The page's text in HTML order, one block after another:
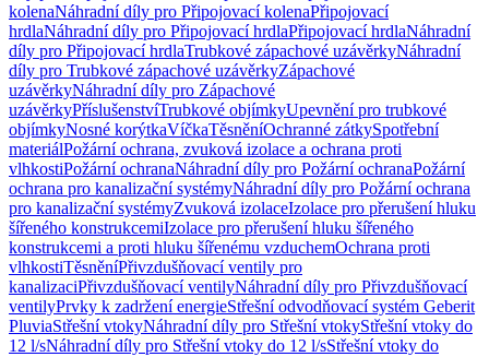
kolenaNáhradní díly pro Připojovací kolenaPřipojovací
hrdlaNáhradní díly pro Připojovací hrdlaPřipojovací hrdlaNáhradní
díly pro Připojovací hrdlaTrubkové zápachové uzávěrkyNáhradní
díly pro Trubkové zápachové uzávěrkyZápachové
uzávěrkyNáhradní díly pro Zápachové
uzávěrkyPříslušenstvíTrubkové objímkyUpevnění pro trubkové
objímkyNosné korýtkaVíčkaTěsněníOchranné zátkySpotřební
materiálPožární ochrana, zvuková izolace a ochrana proti
vlhkostiPožární ochranaNáhradní díly pro Požární ochranaPožární
ochrana pro kanalizační systémyNáhradní díly pro Požární ochrana
pro kanalizační systémyZvuková izolaceIzolace pro přerušení hluku
šířeného konstrukcemiIzolace pro přerušení hluku šířeného
konstrukcemi a proti hluku šířenému vzduchemOchrana proti
vlhkostiTěsněníPřivzdušňovací ventily pro
kanalizaciPřivzdušňovací ventilyNáhradní díly pro Přivzdušňovací
ventilyPrvky k zadržení energieStřešní odvodňovací systém Geberit
PluviaStřešní vtokyNáhradní díly pro Střešní vtokyStřešní vtoky do
12 l/sNáhradní díly pro Střešní vtoky do 12 l/sStřešní vtoky do